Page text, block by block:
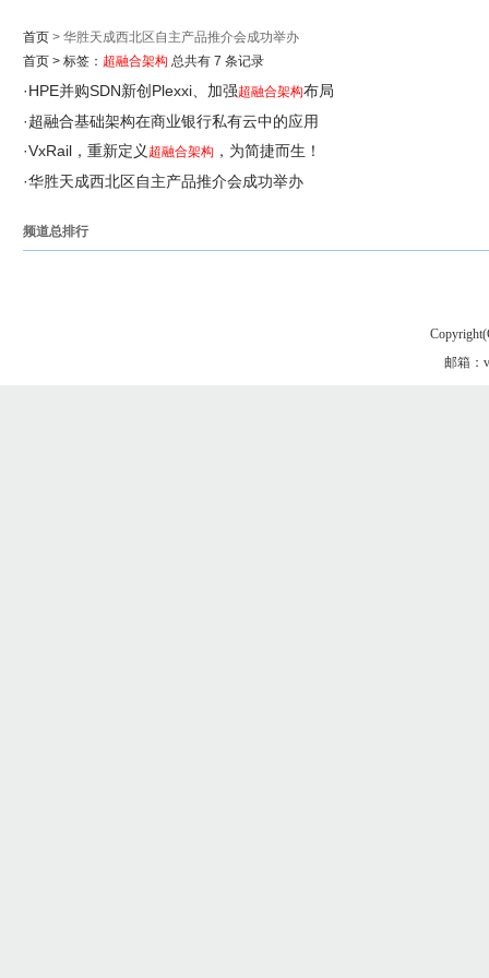
首页> 华胜天成西北区自主产品推介会成功举办
首页> 标签： 超融合架构 总共有 7 条记录
·HPE并购SDN新创Plexxi、加强超融合架构布局
·超融合基础架构在商业银行私有云中的应用
·VxRail，重新定义 超融合架构 ，为简捷而生！
·华胜天成西北区自主产品推介会成功举办
频道总排行
邮箱：